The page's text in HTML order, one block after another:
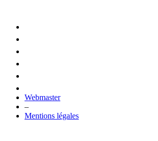
Webmaster
–
Mentions légales